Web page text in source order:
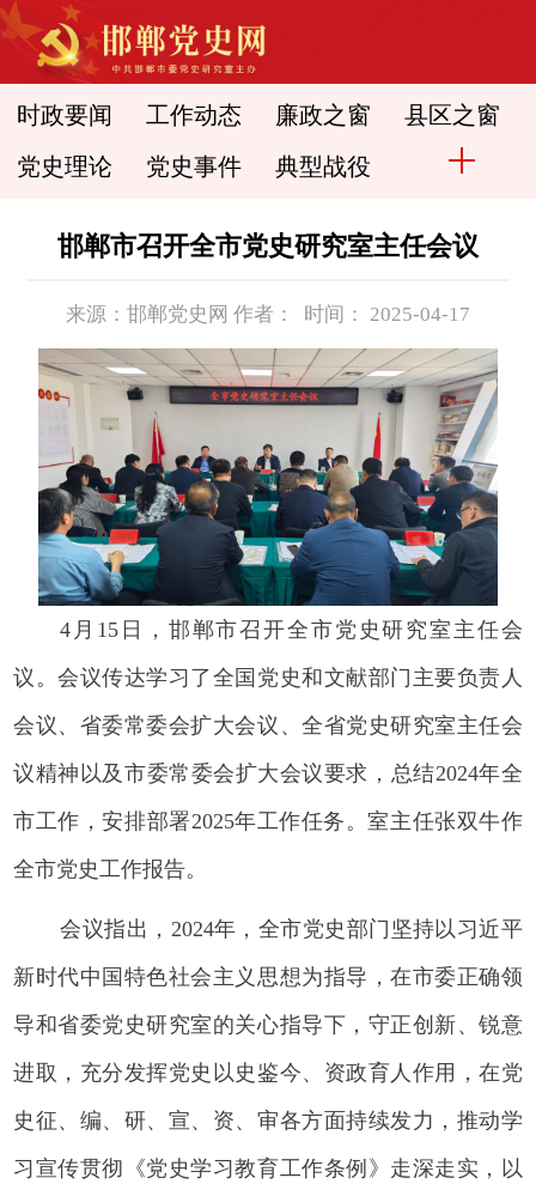
时政要闻 工作动态 廉政之窗 县区之窗
党史理论 党史事件 典型战役
邯郸市召开全市党史研究室主任会议
来源：邯郸党史网 作者： 时间： 2025-04-17
4月15日，邯郸市召开全市党史研究室主任会
议。会议传达学习了全国党史和文献部门主要负责人
会议、省委常委会扩大会议、全省党史研究室主任会
议精神以及市委常委会扩大会议要求，总结2024年全
市工作，安排部署2025年工作任务。室主任张双牛作
全市党史工作报告。
会议指出，2024年，全市党史部门坚持以习近平
新时代中国特色社会主义思想为指导，在市委正确领
导和省委党史研究室的关心指导下，守正创新、锐意
进取，充分发挥党史以史鉴今、资政育人作用，在党
史征、编、研、宣、资、审各方面持续发力，推动学
习宣传贯彻《党史学习教育工作条例》走深走实，以